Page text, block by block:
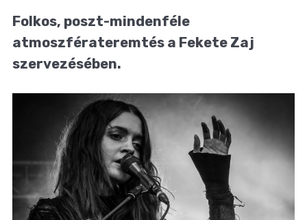
BLOG
Folkos, poszt-mindenféle
atmoszférateremtés a Fekete Zaj
szervezésében.